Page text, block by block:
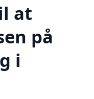
at
på
i